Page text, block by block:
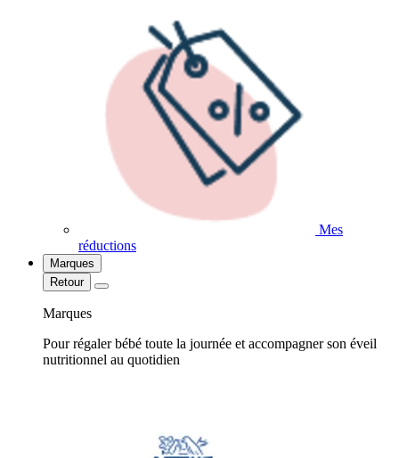
Mes
réductions
Marques
Retour
Marques
Pour régaler bébé toute la journée et accompagner son éveil
nutritionnel au quotidien